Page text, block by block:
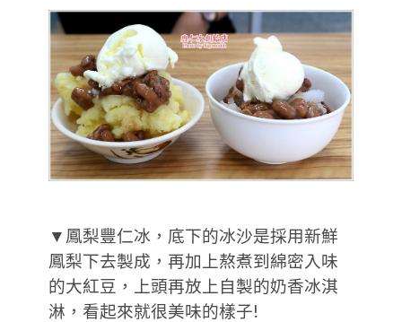
▼鳳梨豐仁冰，底下的冰沙是採用新鮮
鳳梨下去製成，再加上熬煮到綿密入味
的大紅豆，上頭再放上自製的奶香冰淇
淋，看起來就很美味的樣子!